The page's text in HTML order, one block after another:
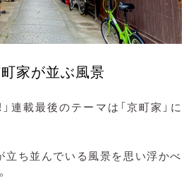
町家が並ぶ風景
」連載最後のテーマは「京町家」に
立ち並んでいる風景を思い浮かべ